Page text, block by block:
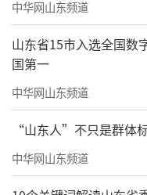
中华网山东频道
山东省15市入选全国数
国第一
中华网山东频道
“山东人”不只是群体
中华网山东频道